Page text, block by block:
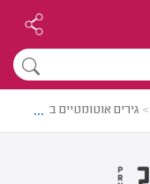
> גירים אוטומטיים בירושלים
...